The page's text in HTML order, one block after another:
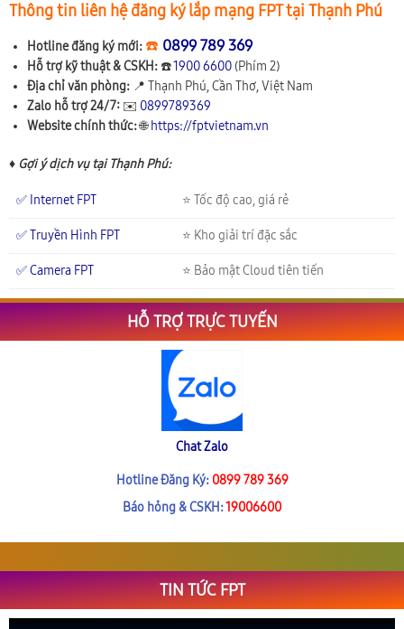
Thông tin liên hệ đăng ký lắp mạng FPT tại Thạnh Phú
Hotline đăng ký mới: ☎️ 0899 789 369
Hỗ trợ kỹ thuật & CSKH: ☎️1900 6600 (Phím 2)
Địa chỉ văn phòng: 📍 Thạnh Phú, Cần Thơ, Việt Nam
Zalo hỗ trợ 24/7: ✉️ 0899789369
Website chính thức:🌐 https://fptvietnam.vn
♦ Gợi ý dịch vụ tại Thạnh Phú:
✅ Internet FPT ⭐ Tốc độ cao, giá rẻ
✅ Truyền Hình FPT ⭐ Kho giải trí đặc sắc
✅ Camera FPT ⭐ Bảo mật Cloud tiên tiến
HỖ TRỢ TRỰC TUYẾN
Chat Zalo
Hotline Đăng Ký: 0899 789 369
Báo hỏng & CSKH:19006600
TIN TỨC FPT